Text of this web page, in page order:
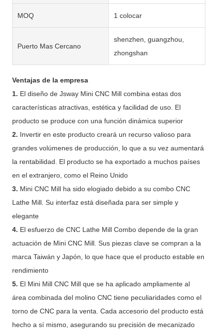
MOQ 1 colocar
Puerto Mas Cercano
shenzhen, guangzhou,
zhongshan
Ventajas de la empresa
1. El diseño de Jsway Mini CNC Mill combina estas dos
características atractivas, estética y facilidad de uso. El
producto se produce con una función dinámica superior
2. Invertir en este producto creará un recurso valioso para
grandes volúmenes de producción, lo que a su vez aumentará
la rentabilidad. El producto se ha exportado a muchos países
en el extranjero, como el Reino Unido
3. Mini CNC Mill ha sido elogiado debido a su combo CNC
Lathe Mill. Su interfaz está diseñada para ser simple y
elegante
4. El esfuerzo de CNC Lathe Mill Combo depende de la gran
actuación de Mini CNC Mill. Sus piezas clave se compran a la
marca Taiwán y Japón, lo que hace que el producto estable en
rendimiento
5. El Mini Mill CNC Mill que se ha aplicado ampliamente al
área combinada del molino CNC tiene peculiaridades como el
torno de CNC para la venta. Cada accesorio del producto está
hecho a sí mismo, asegurando su precisión de mecanizado